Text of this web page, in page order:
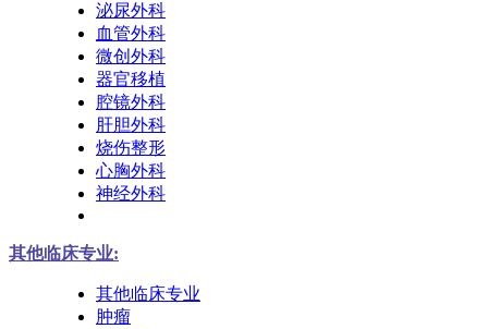
泌尿外科
血管外科
微创外科
器官移植
腔镜外科
肝胆外科
烧伤整形
心胸外科
神经外科
其他临床专业:
其他临床专业
肿瘤